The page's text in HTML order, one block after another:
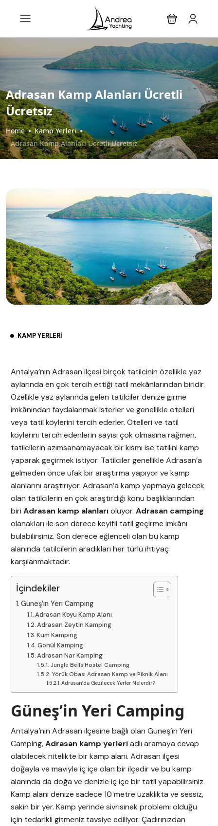
Adrasan Kamp Alanları Ücretli
Ücretsiz
Home
Kamp Yerleri
Adrasan Kamp Alanları Ücretli Ücretsiz
KAMP YERLERI
Antalya’nın Adrasan ilçesi birçok tatilcinin özellikle yaz
aylarında en çok tercih ettiği tatil mekânlarından biridir.
Özellikle yaz aylarında gelen tatilciler denize girme
imkânından faydalanmak isterler ve genellikle otelleri
veya tatil köylerini tercih ederler. Otelleri ve tatil
köylerini tercih edenlerin sayısı çok olmasına rağmen,
tatilcilerin azımsanamayacak bir kısmı ise tatilini kamp
yaparak geçirmek istiyor. Tatilciler genellikle Adrasan’a
gelmeden önce ufak bir araştırma yapıyor ve kamp
alanlarını araştırıyor. Adrasan’a kamp yapmaya gelecek
olan tatilcilerin en çok araştırdığı konu başlıklarından
biri Adrasan kamp alanlarıoluyor. Adrasan camping
olanakları ile son derece keyifli tatil geçirme imkânı
bulabilirsiniz. Son derece eğlenceli olan bu kamp
alanında tatilcilerin aradıkları her türlü ihtiyaç
karşılanmaktadır.
İçindekiler
Güneş’in Yeri Camping
Adrasan Koyu Kamp Alanı
Adrasan Zeytin Kamping
Kum Kamping
Gönül Kamping
Adrasan Nar Kamping
Jungle Bells Hostel Camping
Yörük Obası Adrasan Kamp ve Piknik Alanı
Adrasan’da Gezilecek Yerler Nelerdir?
Güneş’in Yeri Camping
Antalya’nın Adrasan ilçesine bağlı olan Güneş’in Yeri
Camping,Adrasan kamp yerleriadlı aramaya cevap
olabilecek nitelikte bir kamp alanı. Adrasan ilçesi
doğayla ve maviyle iç içe olan bir ilçedir ve bu kamp
alanında da doğa ve denizle iç içe bir tatil yapabilirsiniz.
Kamp alanı denize sadece 10 metre uzaklıkta ve sessiz,
sakin bir yer. Kamp yerinde sivrisinek problemi olduğu
için tedarikli gitmeniz tavsiye ediliyor. Çadırınızdan